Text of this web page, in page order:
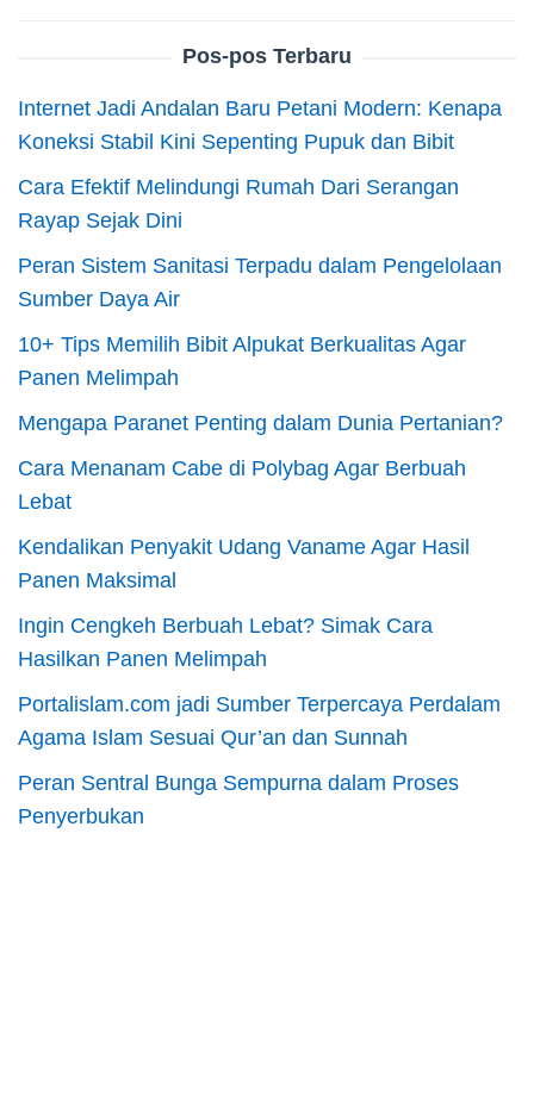
Pos-pos Terbaru
Internet Jadi Andalan Baru Petani Modern: Kenapa
Koneksi Stabil Kini Sepenting Pupuk dan Bibit
Cara Efektif Melindungi Rumah Dari Serangan
Rayap Sejak Dini
Peran Sistem Sanitasi Terpadu dalam Pengelolaan
Sumber Daya Air
10+ Tips Memilih Bibit Alpukat Berkualitas Agar
Panen Melimpah
Mengapa Paranet Penting dalam Dunia Pertanian?
Cara Menanam Cabe di Polybag Agar Berbuah
Lebat
Kendalikan Penyakit Udang Vaname Agar Hasil
Panen Maksimal
Ingin Cengkeh Berbuah Lebat? Simak Cara
Hasilkan Panen Melimpah
Portalislam.com jadi Sumber Terpercaya Perdalam
Agama Islam Sesuai Qur’an dan Sunnah
Peran Sentral Bunga Sempurna dalam Proses
Penyerbukan